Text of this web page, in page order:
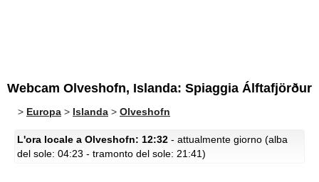
Webcam Olveshofn, Islanda: Spiaggia Álftafjörður
> Europa > Islanda > Olveshofn
L'ora locale a Olveshofn: 12:32 - attualmente giorno (alba
del sole: 04:23 - tramonto del sole: 21:41)